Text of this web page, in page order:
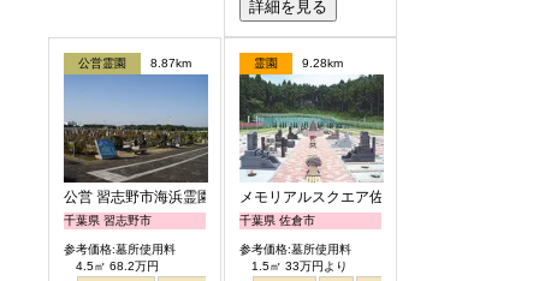
詳細を見る
公営霊園 8.87km
公営 習志野市海浜霊園
千葉県 習志野市
参考価格:墓所使用料
4.5㎡ 68.2万円
霊園 9.28km
メモリアルスクエア佐倉
千葉県 佐倉市
参考価格:墓所使用料
1.5㎡ 33万円より